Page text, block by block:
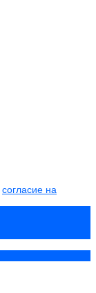
согласие на